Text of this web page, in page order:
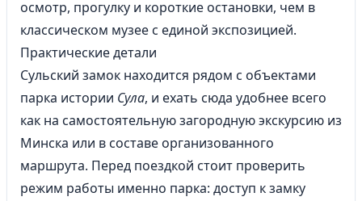
осмотр, прогулку и короткие остановки, чем в
классическом музее с единой экспозицией.
Практические детали
Сульский замок находится рядом с объектами
парка истории Сула, и ехать сюда удобнее всего
как на самостоятельную загородную экскурсию из
Минска или в составе организованного
маршрута. Перед поездкой стоит проверить
режим работы именно парка: доступ к замку